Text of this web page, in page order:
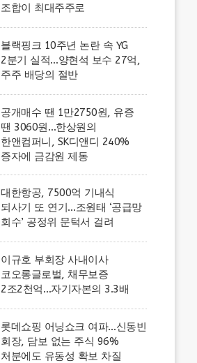
조합이 최대주주로
블랙핑크 10주년 논란 속 YG
2분기 실적…양현석 보수 27억,
주주 배당의 절반
공개매수 땐 1만2750원, 유증
땐 3060원…한상원의
한앤컴퍼니, SK디앤디 240%
증자에 금감원 제동
대한항공, 7500억 기내식
되사기 또 연기…조원태 ‘공급망
회수’ 공정위 문턱서 걸려
이규호 부회장 사내이사
코오롱글로벌, 채무보증
2조2천억…자기자본의 3.3배
롯데쇼핑 어닝쇼크 여파…신동빈
회장, 담보 없는 주식 96%
처분에도 유동성 확보 차질